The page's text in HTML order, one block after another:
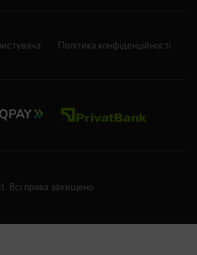
. Всі права захищено
Політика конфіденційності